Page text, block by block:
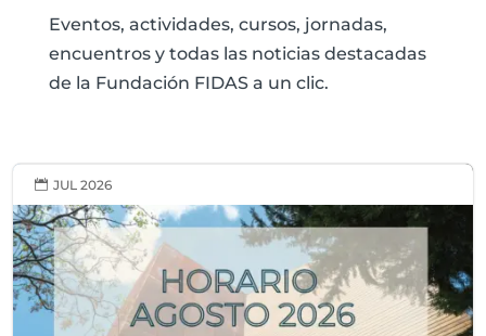
Eventos, actividades, cursos, jornadas,
encuentros y todas las noticias destacadas
de la Fundación FIDAS a un clic.
 JUL 2026